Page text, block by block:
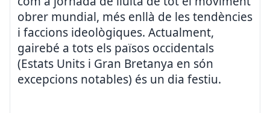
obrer mundial, més enllà de les tendències
i faccions ideològiques. Actualment,
gairebé a tots els països occidentals
(Estats Units i Gran Bretanya en són
excepcions notables) és un dia festiu.